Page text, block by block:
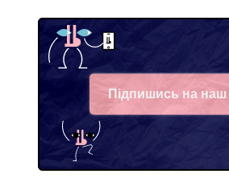
Підпишись на наш
Facebook